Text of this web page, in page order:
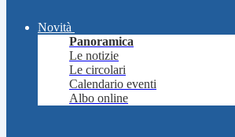
Novità
Panoramica
Le notizie
Le circolari
Calendario eventi
Albo online